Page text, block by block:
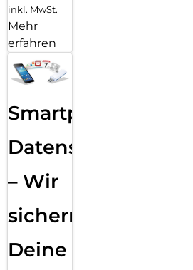
inkl. MwSt.
Mehr
erfahren
Smartphone
Datensicherung
– Wir
sichern
Deine